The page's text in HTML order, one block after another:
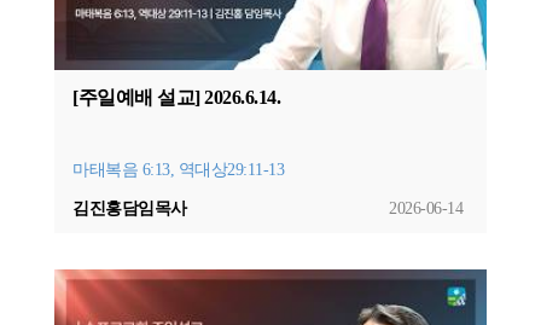
[주일예배 설교] 2026.6.14.
마태복음 6:13, 역대상29:11-13
2026-06-14
김진홍담임목사